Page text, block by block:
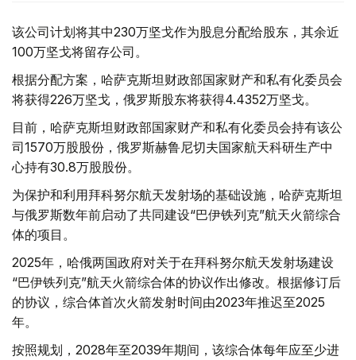
该公司计划将其中230万坚戈作为股息分配给股东，其余近
100万坚戈将留存公司。
根据分配方案，哈萨克斯坦财政部国家财产和私有化委员会
将获得226万坚戈，俄罗斯股东将获得4.4352万坚戈。
目前，哈萨克斯坦财政部国家财产和私有化委员会持有该公
司1570万股股份，俄罗斯赫鲁尼切夫国家航天科研生产中
心持有30.8万股股份。
为保护和利用拜科努尔航天发射场的基础设施，哈萨克斯坦
与俄罗斯数年前启动了共同建设“巴伊铁列克”航天火箭综合
体的项目。
2025年，哈俄两国政府对关于在拜科努尔航天发射场建设
“巴伊铁列克”航天火箭综合体的协议作出修改。根据修订后
的协议，综合体首次火箭发射时间由2023年推迟至2025
年。
按照规划，2028年至2039年期间，该综合体每年应至少进